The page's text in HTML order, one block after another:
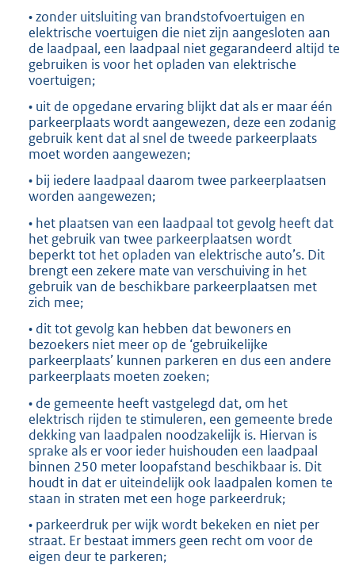
• zonder uitsluiting van brandstofvoertuigen en
elektrische voertuigen die niet zijn aangesloten aan
de laadpaal, een laadpaal niet gegarandeerd altijd te
gebruiken is voor het opladen van elektrische
voertuigen;
• uit de opgedane ervaring blijkt dat als er maar één
parkeerplaats wordt aangewezen, deze een zodanig
gebruik kent dat al snel de tweede parkeerplaats
moet worden aangewezen;
• bij iedere laadpaal daarom twee parkeerplaatsen
worden aangewezen;
• het plaatsen van een laadpaal tot gevolg heeft dat
het gebruik van twee parkeerplaatsen wordt
beperkt tot het opladen van elektrische auto’s. Dit
brengt een zekere mate van verschuiving in het
gebruik van de beschikbare parkeerplaatsen met
zich mee;
• dit tot gevolg kan hebben dat bewoners en
bezoekers niet meer op de ‘gebruikelijke
parkeerplaats’ kunnen parkeren en dus een andere
parkeerplaats moeten zoeken;
• de gemeente heeft vastgelegd dat, om het
elektrisch rijden te stimuleren, een gemeente brede
dekking van laadpalen noodzakelijk is. Hiervan is
sprake als er voor ieder huishouden een laadpaal
binnen 250 meter loopafstand beschikbaar is. Dit
houdt in dat er uiteindelijk ook laadpalen komen te
staan in straten met een hoge parkeerdruk;
• parkeerdruk per wijk wordt bekeken en niet per
straat. Er bestaat immers geen recht om voor de
eigen deur te parkeren;